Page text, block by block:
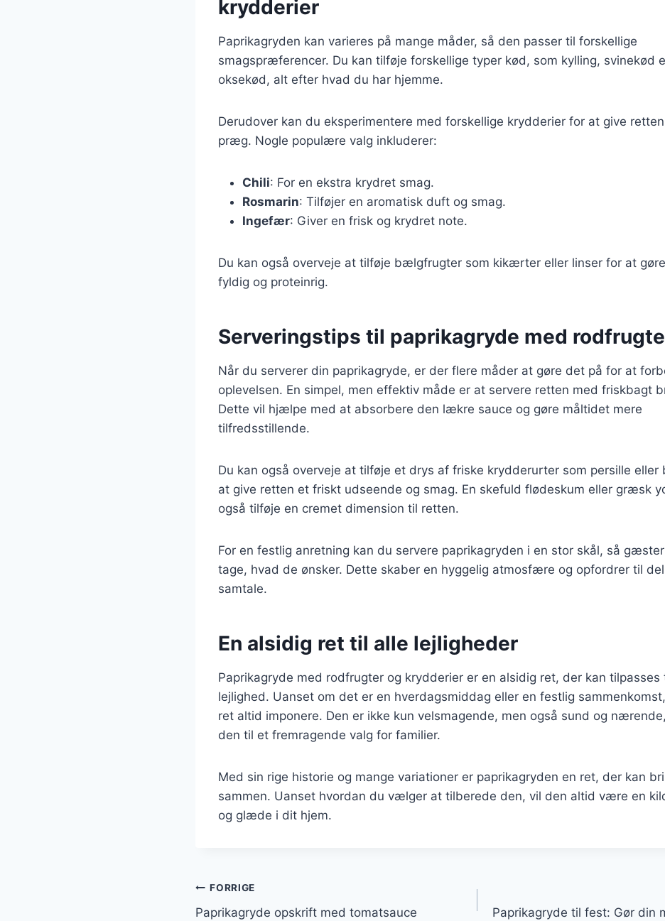
krydderier
Paprikagryden kan varieres på mange måder, så den passer til forskellige
smagspræferencer. Du kan tilføje forskellige typer kød, som kylling, svinekød
oksekød, alt efter hvad du har hjemme.
Derudover kan du eksperimentere med forskellige krydderier for at give
præg. Nogle populære valg inkluderer:
Chili: For en ekstra krydret smag.
Rosmarin: Tilføjer en aromatisk duft og smag.
Ingefær: Giver en frisk og krydret note.
Du kan også overveje at tilføje bælgfrugter som kikærter eller linser for at
fyldig og proteinrig.
Serveringstips til paprikagryde med
Når du serverer din paprikagryde, er der flere måder at gøre det på for at
oplevelsen. En simpel, men effektiv måde er at servere retten med friskbagt
Dette vil hjælpe med at absorbere den lækre sauce og gøre måltidet mere
tilfredsstillende.
Du kan også overveje at tilføje et drys af friske krydderurter som persille eller
at give retten et friskt udseende og smag. En skefuld flødeskum eller græsk
også tilføje en cremet dimension til retten.
For en festlig anretning kan du servere paprikagryden i en stor skål, så
tage, hvad de ønsker. Dette skaber en hyggelig atmosfære og opfordrer til
samtale.
En alsidig ret til alle lejligheder
Paprikagryde med rodfrugter og krydderier er en alsidig ret, der kan tilpasses
lejlighed. Uanset om det er en hverdagsmiddag eller en festlig
ret altid imponere. Den er ikke kun velsmagende, men også sund og
den til et fremragende valg for familier.
Med sin rige historie og mange variationer er paprikagryden en ret, der kan
sammen. Uanset hvordan du vælger at tilberede den, vil den altid være en
og glæde i dit hjem.
Indlægsnavigation
FORRIGE
Paprikagryde opskrift med tomatsauce Paprikagryde til fest: Gør din